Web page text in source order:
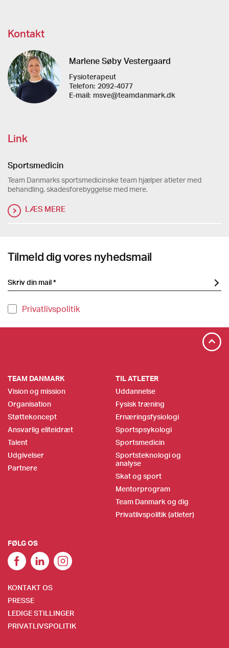
Kontakt
Marlene Søby Vestergaard
Fysioterapeut
Telefon: 2092-4077
E-mail: msve@teamdanmark.dk
Link
Sportsmedicin
Team Danmarks sportsmedicinske team hjælper atleter med
behandling, skadesforebyggelse med mere.
LÆS MERE
Tilmeld dig vores nyhedsmail
Privatlivspolitik
TEAM DANMARK
Vision og mission
Organisation
Støttekoncept
Ansvarlig eliteidræt
Talent
Udgivelser
Partnere
TIL ATLETER
Uddannelse
Fysisk træning
Ernæringsfysiologi
Sportspsykologi
Sportsmedicin
Sportsteknologi og
analyse
Skat og sport
Mentorprogram
Team Danmark og dig
Privatlivspolitik (atleter)
FØLG OS
KONTAKT OS
PRESSE
LEDIGE STILLINGER
PRIVATLIVSPOLITIK